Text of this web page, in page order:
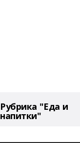
Рубрика "Еда и
напитки"